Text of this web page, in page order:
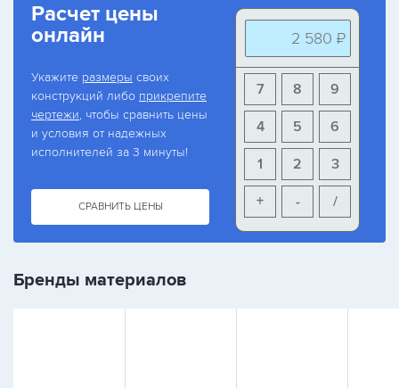
Расчет цены
онлайн
Укажите размеры своих
конструкций либо прикрепите
чертежи, чтобы сравнить цены
и условия от надежных
исполнителей за 3 минуты!
СРАВНИТЬ ЦЕНЫ
2 580 ₽
9
8
7
6
5
4
3
2
1
+ - /
Бренды материалов